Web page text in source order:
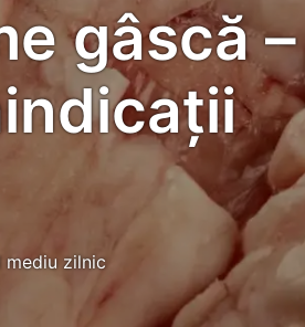
gâscă
mediu zilnic